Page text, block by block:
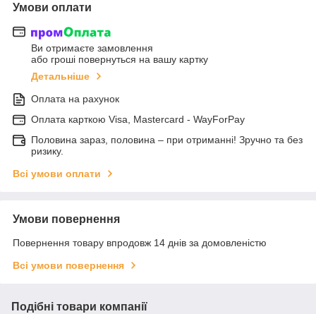
Умови оплати
Ви отримаєте замовлення
або гроші повернуться на вашу картку
Детальніше
Оплата на рахунок
Оплата карткою Visa, Mastercard - WayForPay
Половина зараз, половина – при отриманні! Зручно та без
ризику.
Всі умови оплати
Умови повернення
Повернення товару впродовж 14 днів за домовленістю
Всі умови повернення
Подібні товари компанії